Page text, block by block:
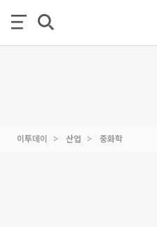
이투데이 산업 중화학